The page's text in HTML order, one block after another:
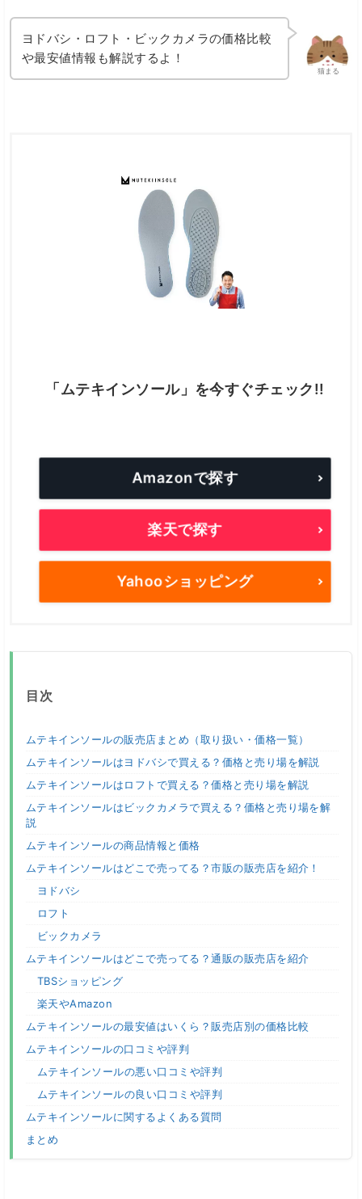
猫まる
ヨドバシ・ロフト・ビックカメラの価格比較
や最安値情報も解説するよ！
「ムテキインソール」を今すぐチェック!!
Amazonで探す
楽天で探す
Yahooショッピング
目次
ムテキインソールの販売店まとめ（取り扱い・価格一覧）
ムテキインソールはヨドバシで買える？価格と売り場を解説
ムテキインソールはロフトで買える？価格と売り場を解説
ムテキインソールはビックカメラで買える？価格と売り場を解
説
ムテキインソールの商品情報と価格
ムテキインソールはどこで売ってる？市販の販売店を紹介！
ヨドバシ
ロフト
ビックカメラ
ムテキインソールはどこで売ってる？通販の販売店を紹介
TBSショッピング
楽天やAmazon
ムテキインソールの最安値はいくら？販売店別の価格比較
ムテキインソールの口コミや評判
ムテキインソールの悪い口コミや評判
ムテキインソールの良い口コミや評判
ムテキインソールに関するよくある質問
まとめ